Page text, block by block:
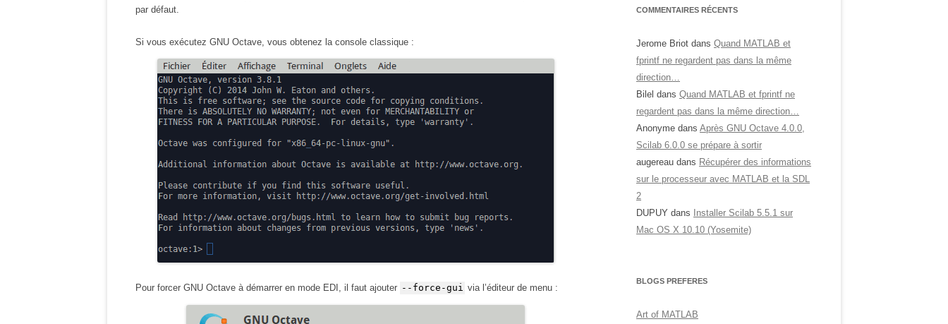
par défaut.
Si vous exécutez GNU Octave, vous obtenez la console classique :
Pour forcer GNU Octave à démarrer en mode EDI, il faut ajouter --force-gui via l’éditeur de menu :
COMMENTAIRES RÉCENTS
Jerome Briot dans Quand MATLAB et
fprintf ne regardent pas dans la même
direction…
Bilel dans Quand MATLAB et fprintf ne
regardent pas dans la même direction…
Anonyme dans Après GNU Octave 4.0.0,
Scilab 6.0.0 se prépare à sortir
augereau dans Récupérer des informations
sur le processeur avec MATLAB et la SDL
2
DUPUY dans
Installer Scilab 5.5.1 sur
Mac OS X 10.10 (Yosemite)
BLOGS PREFERES
Art of MATLAB